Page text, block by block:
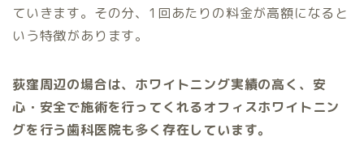
ていきます。その分、1回あたりの料金が高額になると
いう特徴があります。
荻窪周辺の場合は、ホワイトニング実績の高く、安
心・安全で施術を行ってくれるオフィスホワイトニン
グを行う歯科医院も多く存在しています。